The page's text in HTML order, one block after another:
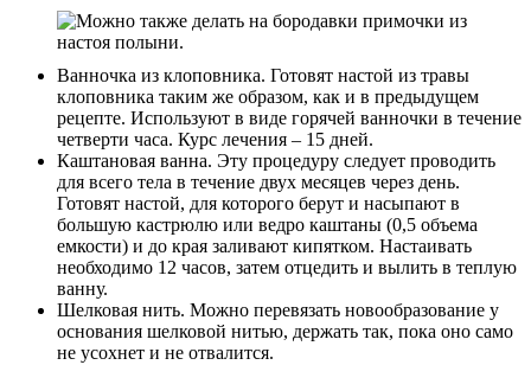
Ванночка из клоповника. Готовят настой из травы
клоповника таким же образом, как и в предыдущем
рецепте. Используют в виде горячей ванночки в течение
четверти часа. Курс лечения – 15 дней.
Каштановая ванна. Эту процедуру следует проводить
для всего тела в течение двух месяцев через день.
Готовят настой, для которого берут и насыпают в
большую кастрюлю или ведро каштаны (0,5 объема
емкости) и до края заливают кипятком. Настаивать
необходимо 12 часов, затем отцедить и вылить в теплую
ванну.
Шелковая нить. Можно перевязать новообразование у
основания шелковой нитью, держать так, пока оно само
не усохнет и не отвалится.